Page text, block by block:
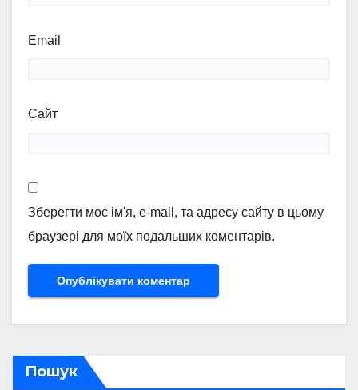
Email
Сайт
Зберегти моє ім'я, e-mail, та адресу сайту в цьому
браузері для моїх подальших коментарів.
Пошук